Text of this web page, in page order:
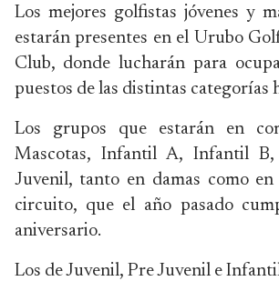
Los mejores golfistas jóvenes y
estarán presentes en el Urubo
Club, donde lucharán para
puestos de las distintas categorías
Los grupos que estarán en
Mascotas, Infantil A, Infantil
Juvenil, tanto en damas como
circuito, que el año pasado
aniversario.
Los de Juvenil, Pre Juvenil e